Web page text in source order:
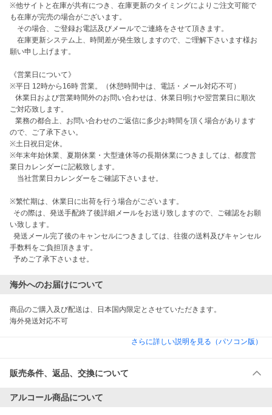
※他サイトと在庫が共有につき、在庫更新のタイミングによりご注文可能で
も在庫が完売の場合がございます。
その場合、ご登録お電話及びメールでご連絡をさせて頂きます。
在庫更新システム上、時間差が発生致しますので、ご理解下さいます様お
願い申し上げます。
《営業日について》
※平日 12時から16時 営業。（休憩時間中は、電話・メール対応不可）
ご対応致します。
ので、ご了承下さい。
※土日祝日定休。
※年末年始休業、夏期休業・大型連休等の長期休業につきましては、都度営
業日カレンダーに記載致します。
当社営業日カレンダーをご確認下さいませ。
※繁忙期は、休業日に出荷を行う場合がございます。
い致します。
手数料をご負担頂きます。
海外へのお届けについて
商品のご購入及び配送は、日本国内限定とさせていただきます。
海外発送対応不可
さらに詳しい説明を見る（パソコン版）
販売条件、返品、交換について
アルコール商品について